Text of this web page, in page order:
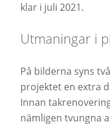
klar i juli 2021.
Utmaningar i
På bilderna syns
projektet en extra
Innan
nämligen tvungna